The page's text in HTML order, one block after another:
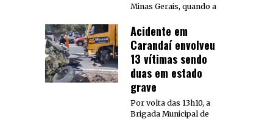
Minas Gerais, quando a
Acidente em
Carandaí envolveu
13 vítimas sendo
duas em estado
grave
Por volta das 13h10, a
Brigada Municipal de